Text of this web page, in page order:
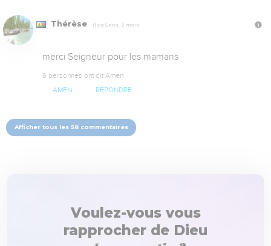
Thérèse Il y a 5 ans, 2 mois
merci Seigneur pour les mamans
6 personnes ont dit Amen
AMEN RÉPONDRE
Afficher tous les 58 commentaires
Voulez-vous vous
rapprocher de Dieu